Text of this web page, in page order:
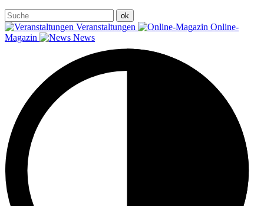
Veranstaltungen
Online-
Magazin
News